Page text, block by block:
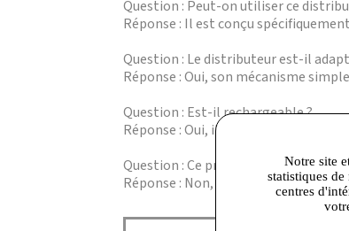
Question : Peut-on utiliser ce
Réponse : Il est conçu
Question : Le distributeur est-il
Réponse : Oui, son mécanisme
Question : Est-il rechargeable ?
Réponse : Oui, il se remplit
Question : Ce produit est-il livré avec
Réponse : Non, le distributeur est
Notre site
statistiques
centres